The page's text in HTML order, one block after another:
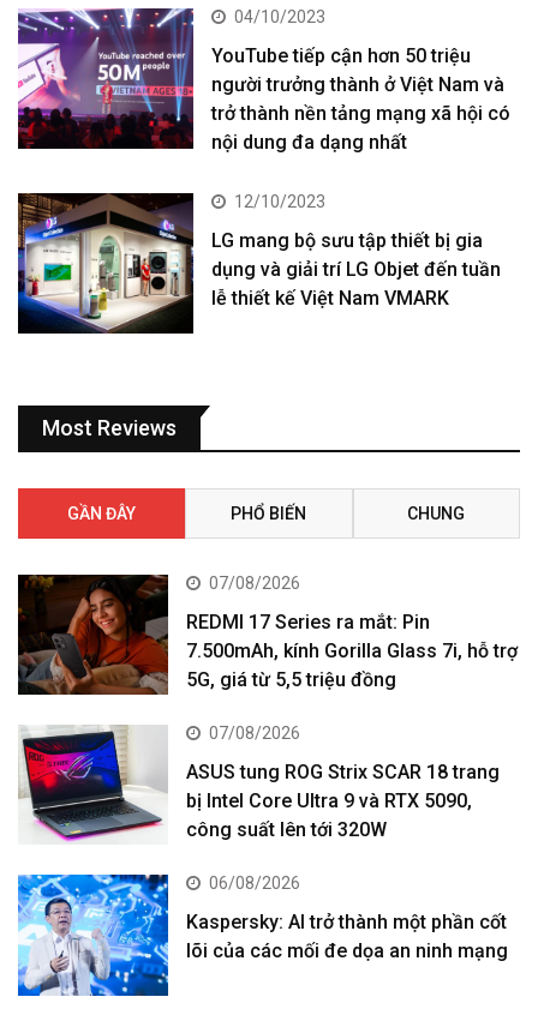
04/10/2023
YouTube tiếp cận hơn 50 triệu
người trưởng thành ở Việt Nam và
trở thành nền tảng mạng xã hội có
nội dung đa dạng nhất
12/10/2023
LG mang bộ sưu tập thiết bị gia
dụng và giải trí LG Objet đến tuần
lễ thiết kế Việt Nam VMARK
Most Reviews
GẦN ĐÂY PHỔ BIẾN CHUNG
07/08/2026
REDMI 17 Series ra mắt: Pin
7.500mAh, kính Gorilla Glass 7i, hỗ trợ
5G, giá từ 5,5 triệu đồng
07/08/2026
ASUS tung ROG Strix SCAR 18 trang
bị Intel Core Ultra 9 và RTX 5090,
công suất lên tới 320W
06/08/2026
Kaspersky: AI trở thành một phần cốt
lõi của các mối đe dọa an ninh mạng